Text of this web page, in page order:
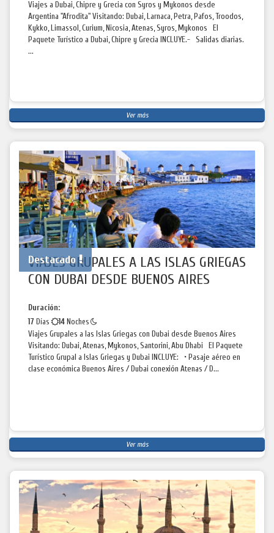
Viajes a Dubai, Chipre y Grecia con Syros y Mykonos desde
Argentina "Afrodita" Visitando: Dubai, Larnaca, Petra, Pafos, Troodos,
Kykko, Limassol, Curium, Nicosia, Atenas, Syros, Mykonos El
Paquete Turístico a Dubai, Chipre y Grecia INCLUYE.- Salidas diarias.
...
Ver más
Destacado
VIAJES GRUPALES A LAS ISLAS GRIEGAS
CON DUBAI DESDE BUENOS AIRES
Duración:
17 Días 14 Noches
Viajes Grupales a las Islas Griegas con Dubai desde Buenos Aires
Visitando: Dubai, Atenas, Mykonos, Santorini, Abu Dhabi El Paquete
Turístico Grupal a Islas Griegas y Dubai INCLUYE: • Pasaje aéreo en
clase económica Buenos Aires / Dubai conexión Atenas / D...
Ver más